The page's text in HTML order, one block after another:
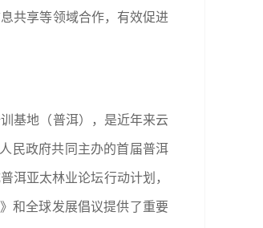
共享等领域合作，有效促进
基地（普洱），是近年来云
民政府共同主办的首届普洱
洱亚太林业论坛行动计划，
和全球发展倡议提供了重要